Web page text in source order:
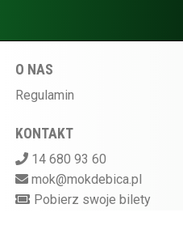
O NAS
Regulamin
KONTAKT
14 680 93 60
mok@mokdebica.pl
Pobierz swoje bilety